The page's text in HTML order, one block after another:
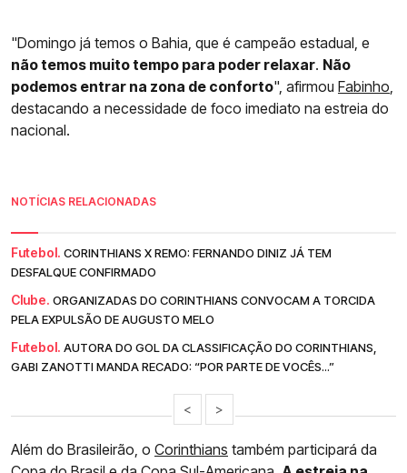
"Domingo já temos o Bahia, que é campeão estadual, e
não temos muito tempo para poder relaxar. Não
podemos entrar na zona de conforto", afirmou Fabinho
destacando a necessidade de foco imediato na estreia do
nacional.
NOTÍCIAS RELACIONADAS
Futebol. CORINTHIANS X REMO: FERNANDO DINIZ JÁ TEM
DESFALQUE CONFIRMADO
Clube. ORGANIZADAS DO CORINTHIANS CONVOCAM A TORCIDA
PELA EXPULSÃO DE AUGUSTO MELO
Futebol. AUTORA DO GOL DA CLASSIFICAÇÃO DO CORINTHIANS,
GABI ZANOTTI MANDA RECADO: “POR PARTE DE VOCÊS...”
< >
Além do Brasileirão, o Corinthians também participará da